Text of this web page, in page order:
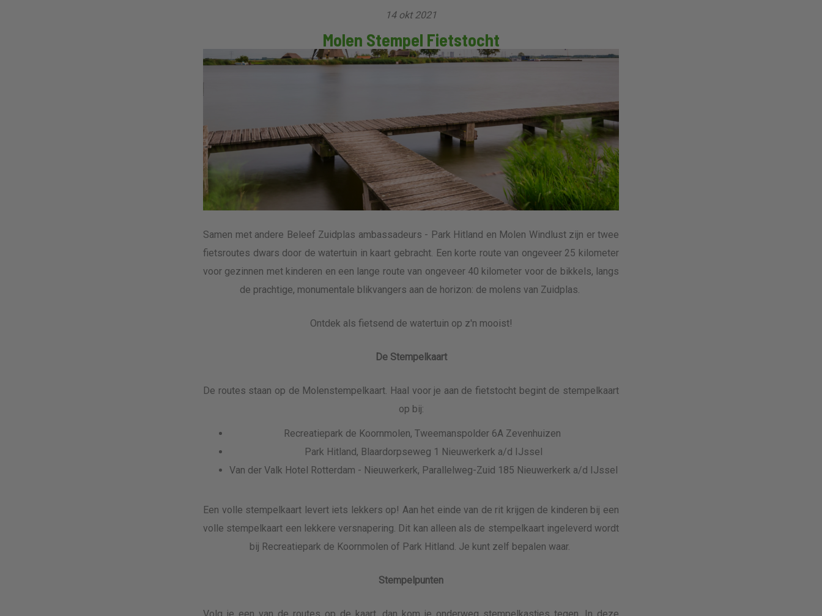
14 okt 2021
Molen Stempel Fietstocht
Samen met andere Beleef Zuidplas ambassadeurs - Park Hitland en Molen Windlust zijn er twee
fietsroutes dwars door de watertuin in kaart gebracht. Een korte route van ongeveer 25 kilometer
voor gezinnen met kinderen en een lange route van ongeveer 40 kilometer voor de bikkels, langs
de prachtige, monumentale blikvangers aan de horizon: de molens van Zuidplas.
Ontdek als fietsend de watertuin op z'n mooist!
De Stempelkaart
De routes staan op de Molenstempelkaart. Haal voor je aan de fietstocht begint de stempelkaart
op bij:
Recreatiepark de Koornmolen, Tweemanspolder 6A Zevenhuizen
Park Hitland, Blaardorpseweg 1 Nieuwerkerk a/d IJssel
Van der Valk Hotel Rotterdam - Nieuwerkerk, Parallelweg-Zuid 185 Nieuwerkerk a/d IJssel
Een volle stempelkaart levert iets lekkers op! Aan het einde van de rit krijgen de kinderen bij een
volle stempelkaart een lekkere versnapering. Dit kan alleen als de stempelkaart ingeleverd wordt
bij Recreatiepark de Koornmolen of Park Hitland. Je kunt zelf bepalen waar.
Stempelpunten